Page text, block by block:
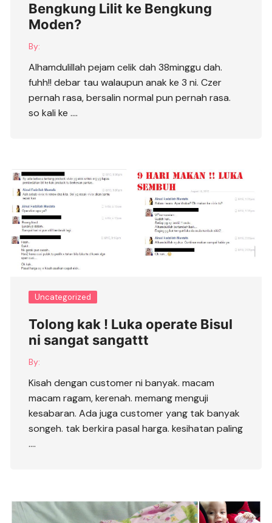
Bengkung Lilit ke Bengkung
Moden?
By:
Alhamdulillah pejam celik dah 38minggu dah.
fuhh!! debar tau walaupun anak ke 3 ni. Czer
pernah rasa, bersalin normal pun pernah rasa.
so kali ke ….
Uncategorized
Tolong kak ! Luka operate Bisul
ni sangat sangattt
By:
Kisah dengan customer ni banyak. macam
macam ragam, kerenah. memang menguji
kesabaran. Ada juga customer yang tak banyak
songeh. tak berkira pasal harga. kesihatan paling
….